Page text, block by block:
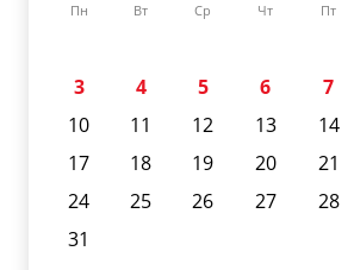
Пн Вт Ср Чт Пт
3
4 5 6 7
10
11 12 13 14
17
18 19 20 21
24
25 26 27 28
31